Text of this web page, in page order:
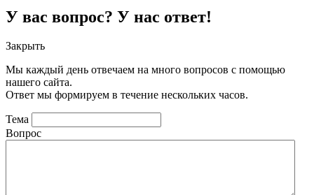
У вас вопрос? У нас ответ!
Закрыть
Мы каждый день отвечаем на много вопросов с помощью
нашего сайта.
Ответ мы формируем в течение нескольких часов.
Тема
Вопрос